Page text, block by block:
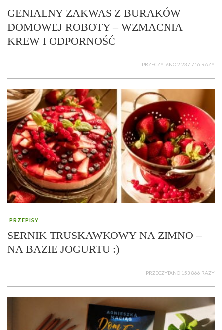
GENIALNY ZAKWAS Z BURAKÓW
DOMOWEJ ROBOTY – WZMACNIA
KREW I ODPORNOŚĆ
PRZECZYTANO 2 237 716 RAZY
PRZEPISY
SERNIK TRUSKAWKOWY NA ZIMNO –
NA BAZIE JOGURTU :)
PRZECZYTANO 153 866 RAZY